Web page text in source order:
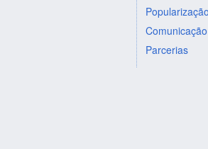
Comunicação
Parcerias